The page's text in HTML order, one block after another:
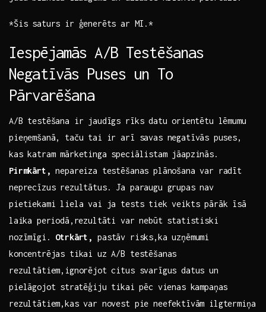
*Šis saturs ir ģenerēts ar MI.*
Iespējamās A/B Testēšanas
Negatīvās Puses un To⁢
Pārvarēšana
A/B testēšana ir jaudīgs rīks ⁣datu orientētu lēmumu
pieņemšanā, taču tai ir arī savas negatīvās ⁢puses,‌
kas katram mārketinga ​speciālistam jāapzinās.
Pirmkārt, nepareiza‌ testēšanas plānošana var radīt
neprecīzus rezultātus. Ja paraugu grupas nav
pietiekami‍ liela vai ‌ja tests tiek veikts pārāk īsā
⁢laika ‌periodā,rezultāti var nebūt statistiski
nozīmīgi. Otrkārt, pastāv ‍risks,ka uzņēmumi
koncentrējas tikai uz A/B testēšanas
rezultātiem,ignorējot citus svarīgus​ datus un
pielāgojot⁣ stratēģiju tikai pēc vienas kampaņas
rezultātiem,kas var novest pie neefektīvām ilgtermiņa